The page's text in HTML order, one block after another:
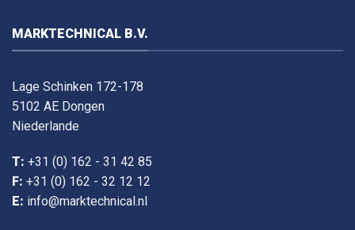
MARKTECHNICAL B.V.
Lage Schinken 172-178
5102 AE Dongen
Niederlande
T: +31 (0) 162 - 31 42 85
F: +31 (0) 162 - 32 12 12
E: info@marktechnical.nl